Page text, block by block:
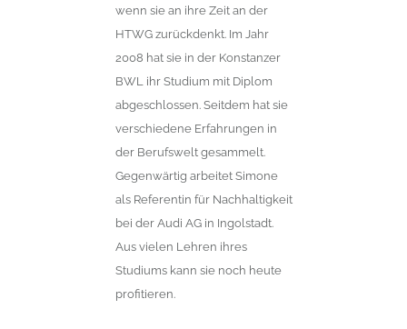
wenn sie an ihre Zeit an der
HTWG zurückdenkt. Im Jahr
2008 hat sie in der Konstanzer
BWL ihr Studium mit Diplom
abgeschlossen. Seitdem hat sie
verschiedene Erfahrungen in
der Berufswelt gesammelt.
Gegenwärtig arbeitet Simone
als Referentin für Nachhaltigkeit
bei der Audi AG in Ingolstadt.
Aus vielen Lehren ihres
Studiums kann sie noch heute
profitieren.